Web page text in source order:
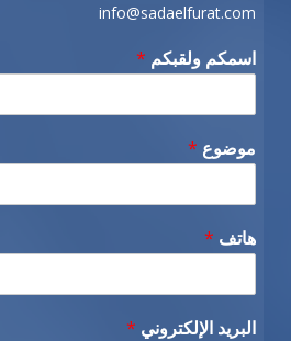
info@sadaelfurat.com
اسمكم ولقبكم *
موضوع *
هاتف *
البريد الإلكتروني *